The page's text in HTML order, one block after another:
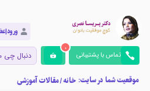
تماس با پشتیبانی
0
موقعیت شما در سایت: خانه/مقالات آموزشی